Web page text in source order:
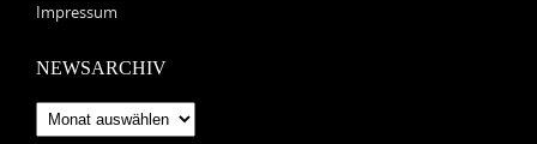
Impressum
NEWSARCHIV
Newsarchiv